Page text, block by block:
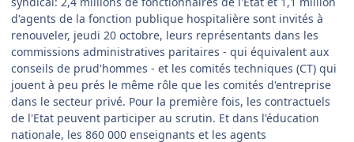
d'agents de la fonction publique hospitalière sont invités à
renouveler, jeudi 20 octobre, leurs représentants dans les
commissions administratives paritaires - qui équivalent aux
conseils de prud'hommes - et les comités techniques (CT) qui
jouent à peu prés le même rôle que les comités d'entreprise
dans le secteur privé. Pour la première fois, les contractuels
de l'Etat peuvent participer au scrutin. Et dans l'éducation
nationale, les 860 000 enseignants et les agents